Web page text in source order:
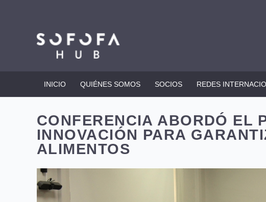
INICIO QUIÉNES SOMOS SOCIOS REDES
CONFERENCIA ABORDÓ EL
INNOVACIÓN PARA
ALIMENTOS